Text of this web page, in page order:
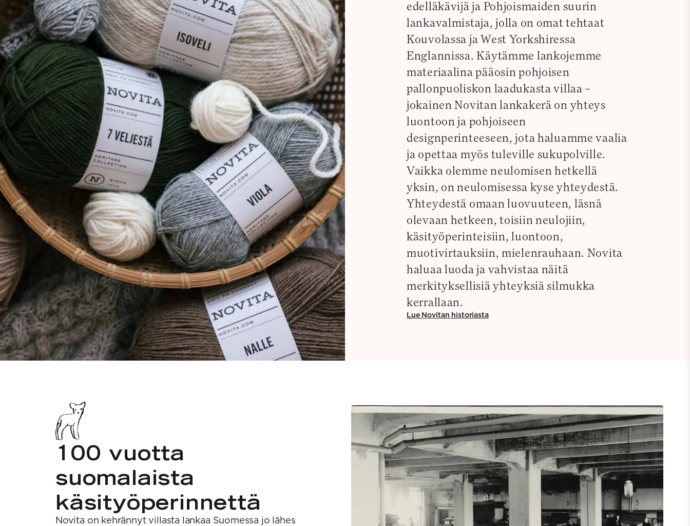
edelläkävijä ja Pohjoismaiden suurin
lankavalmistaja, jolla on omat tehtaat
Kouvolassa ja West Yorkshiressa
Englannissa. Käytämme lankojemme
materiaalina pääosin pohjoisen
pallonpuoliskon laadukasta villaa –
jokainen Novitan lankakerä on yhteys
luontoon ja pohjoiseen
designperinteeseen, jota haluamme vaalia
ja opettaa myös tuleville sukupolville.
Vaikka olemme neulomisen hetkellä
yksin, on neulomisessa kyse yhteydestä.
Yhteydestä omaan luovuuteen, läsnä
olevaan hetkeen, toisiin neulojiin,
käsityöperinteisiin, luontoon,
muotivirtauksiin, mielenrauhaan. Novita
haluaa luoda ja vahvistaa näitä
merkityksellisiä yhteyksiä silmukka
kerrallaan.
Lue Novitan historiasta
100 vuotta
suomalaista
käsityöperinnettä
Novita on kehrännyt villasta lankaa Suomessa jo lähes